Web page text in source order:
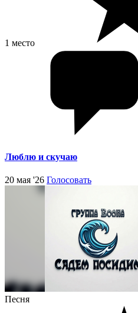
1 место
Люблю и скучаю
20 мая '26 Голосовать
Песня